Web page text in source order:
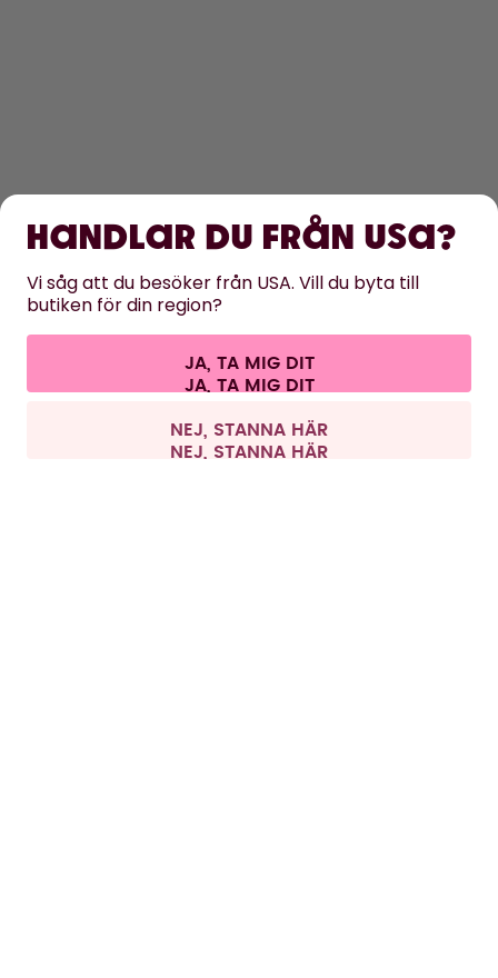
HJÄLP
KONTAKT
Sekretess och säkerhet Juridisk information
Ångra avtalet
Alla priser är inklusive moms och exklusive fraktavgifter.
Handlar du från USA?
Vi såg att du besöker från USA. Vill du byta till
butiken för din region?
JA, TA MIG DIT
NEJ, STANNA HÄR